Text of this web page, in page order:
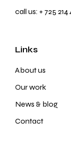
call us:+ 725 214
Links
About us
Our work
News & blog
Contact